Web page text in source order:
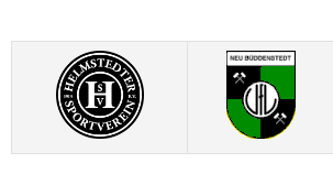
NAVIGATION